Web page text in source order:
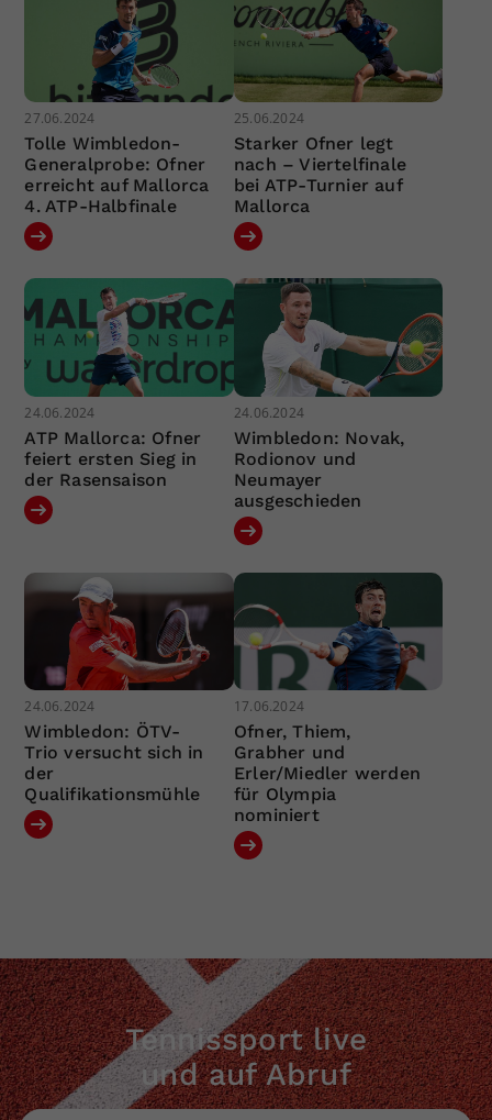
27.06.2024
Tolle Wimbledon-
Generalprobe: Ofner
erreicht auf Mallorca
4. ATP-Halbfinale
25.06.2024
Starker Ofner legt
nach – Viertelfinale
bei ATP-Turnier auf
Mallorca
24.06.2024
ATP Mallorca: Ofner
feiert ersten Sieg in
der Rasensaison
24.06.2024
Wimbledon: Novak,
Rodionov und
Neumayer
ausgeschieden
24.06.2024
Wimbledon: ÖTV-
Trio versucht sich in
der
Qualifikationsmühle
17.06.2024
Ofner, Thiem,
Grabher und
Erler/Miedler werden
für Olympia
nominiert
Tennissport live
und auf Abruf